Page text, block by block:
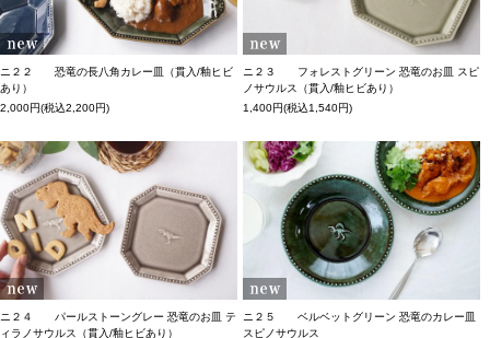
ニ２２ 恐竜の長八角カレー皿（貫入/釉ヒビ
あり）
2,000円(税込2,200円)
ニ２３ フォレストグリーン 恐竜のお皿 スピ
ノサウルス（貫入/釉ヒビあり）
1,400円(税込1,540円)
ニ２４ パールストーングレー 恐竜のお皿 テ
ィラノサウルス（貫入/釉ヒビあり）
ニ２５ ベルベットグリーン 恐竜のカレー皿
スピノサウルス